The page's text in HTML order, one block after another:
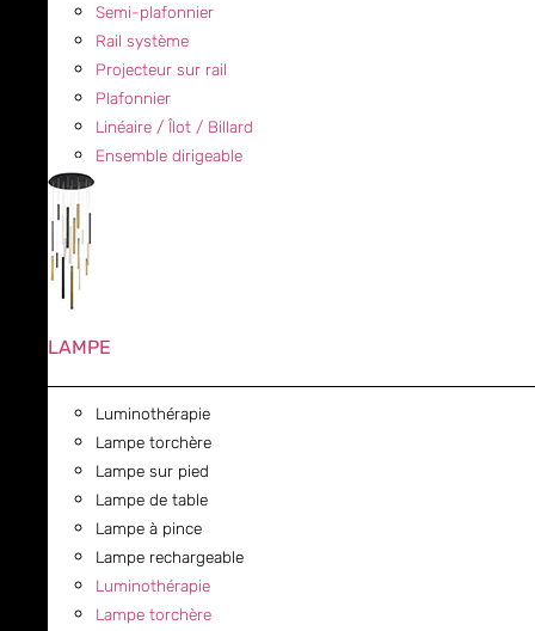
Semi-plafonnier
Rail système
Projecteur sur rail
Plafonnier
Linéaire / Îlot / Billard
Ensemble dirigeable
LAMPE
Luminothérapie
Lampe torchère
Lampe sur pied
Lampe de table
Lampe à pince
Lampe rechargeable
Luminothérapie
Lampe torchère